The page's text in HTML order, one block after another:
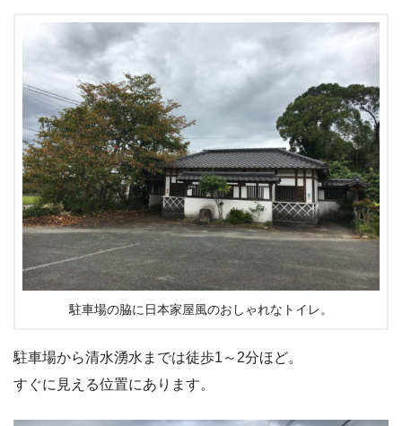
駐車場の脇に日本家屋風のおしゃれなトイレ。
駐車場から清水湧水までは徒歩1～2分ほど。
すぐに見える位置にあります。